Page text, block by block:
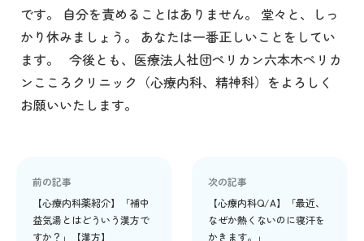
です。 自分を責めることはありません。 堂々と、しっ
かり休みましょう。 あなたは一番正しいことをしてい
ます。 今後とも、医療法人社団ペリカン六本木ペリカ
ンこころクリニック（心療内科、精神科）をよろしく
お願いいたします。
前の記事
【心療内科薬紹介】「補中
益気湯とはどういう漢方で
すか？」【漢方】
次の記事
【心療内科Q/A】「最近、
なぜか熱くないのに寝汗を
かきます。」